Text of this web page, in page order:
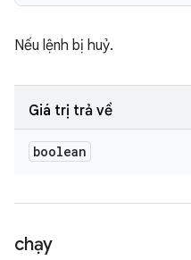
Nếu lệnh bị huỷ.
Giá trị trả về
boolean
chạy